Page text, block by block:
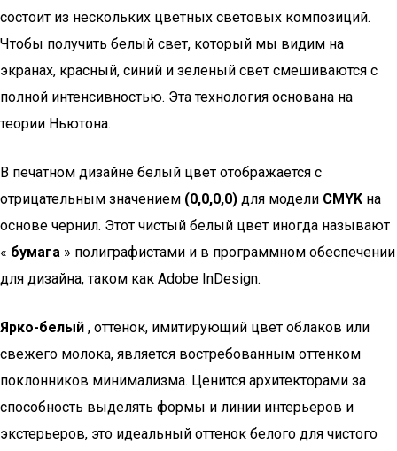
состоит из нескольких цветных световых композиций.
Чтобы получить белый свет, который мы видим на
экранах, красный, синий и зеленый свет смешиваются с
полной интенсивностью. Эта технология основана на
теории Ньютона.
В печатном дизайне белый цвет отображается с
отрицательным значением (0,0,0,0) для модели CMYK на
основе чернил. Этот чистый белый цвет иногда называют
« бумага » полиграфистами и в программном обеспечении
для дизайна, таком как Adobe InDesign.
Ярко-белый , оттенок, имитирующий цвет облаков или
свежего молока, является востребованным оттенком
поклонников минимализма. Ценится архитекторами за
способность выделять формы и линии интерьеров и
экстерьеров, это идеальный оттенок белого для чистого